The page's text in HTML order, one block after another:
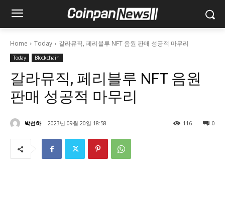
Home Today 갈라뮤직, 페리블루 NFT 음원 판매 성공적 마무리
Today Blockchain
갈라뮤직, 페리블루 NFT 음원
판매 성공적 마무리
박선하 2023년 09월 20일 18:58 0
116